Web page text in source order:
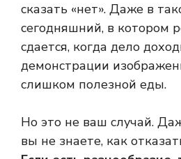
сказать «нет». Даже в
сегодняшний, в котором
сдается, когда дело
демонстрации
слишком полезной еды.
Но это не ваш случай.
вы не знаете, как